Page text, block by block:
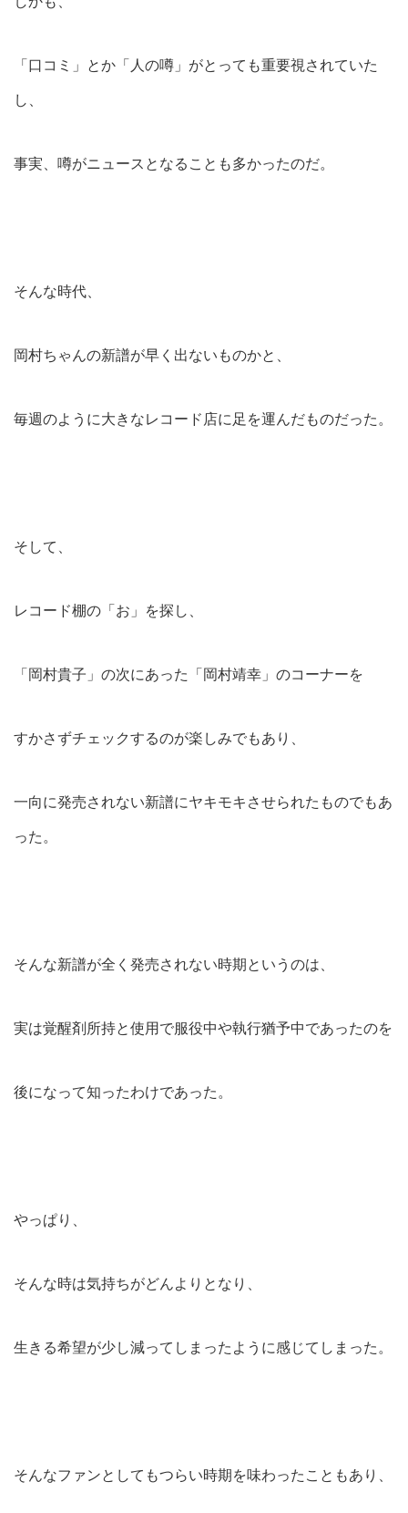
「口コミ」とか「人の噂」がとっても重要視されていた
し、
事実、噂がニュースとなることも多かったのだ。
そんな時代、
岡村ちゃんの新譜が早く出ないものかと、
毎週のように大きなレコード店に足を運んだものだった。
そして、
レコード棚の「お」を探し、
「岡村貴子」の次にあった「岡村靖幸」のコーナーを
すかさずチェックするのが楽しみでもあり、
一向に発売されない新譜にヤキモキさせられたものでもあ
った。
そんな新譜が全く発売されない時期というのは、
実は覚醒剤所持と使用で服役中や執行猶予中であったのを
後になって知ったわけであった。
やっぱり、
そんな時は気持ちがどんよりとなり、
生きる希望が少し減ってしまったように感じてしまった。
そんなファンとしてもつらい時期を味わったこともあり、